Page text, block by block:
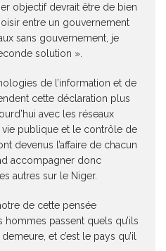
objectif devrait être de bien
entre un gouvernement
sans gouvernement, je
solution ».
de l’information et de
cette déclaration plus
avec les réseaux
vie publique et le contrôle de
devenus l’affaire de chacun
accompagner donc
autres sur le Niger.
de cette pensée
hommes passent quels qu’ils
et c’est le pays qu’il